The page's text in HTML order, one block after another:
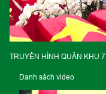
TRUYỀN HÌNH QUÂN KHU
Danh sách video